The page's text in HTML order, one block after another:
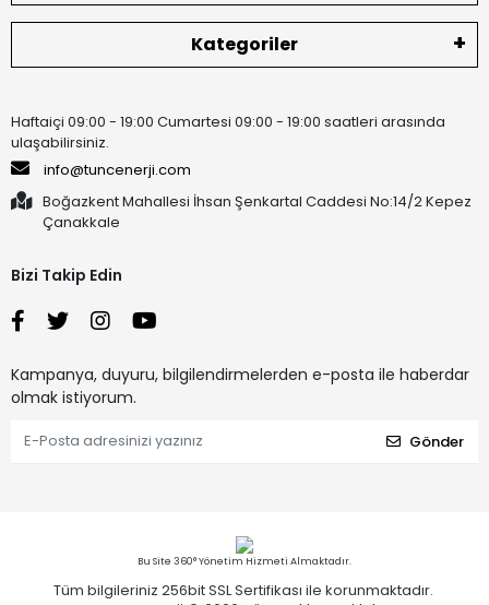
Kategoriler
Haftaiçi 09:00 - 19:00 Cumartesi 09:00 - 19:00 saatleri arasında
ulaşabilirsiniz.
info@tuncenerji.com
Boğazkent Mahallesi İhsan Şenkartal Caddesi No:14/2 Kepez
Çanakkale
Bizi Takip Edin
Kampanya, duyuru, bilgilendirmelerden e-posta ile haberdar
olmak istiyorum.
Gönder
Bu Site 360° Yönetim Hizmeti Almaktadır.
Tüm bilgileriniz 256bit SSL Sertifikası ile korunmaktadır.